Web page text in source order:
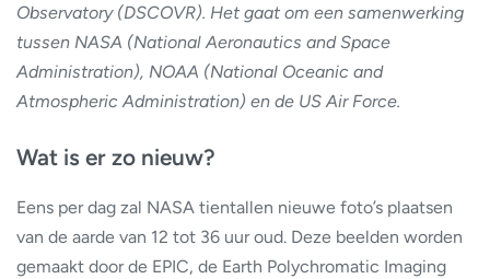
Observatory (DSCOVR). Het gaat om een samenwerking
tussen NASA (National Aeronautics and Space
Administration), NOAA (National Oceanic and
Atmospheric Administration) en de US Air Force.
Wat is er zo nieuw?
Eens per dag zal NASA tientallen nieuwe foto’s plaatsen
van de aarde van 12 tot 36 uur oud. Deze beelden worden
gemaakt door de EPIC, de Earth Polychromatic Imaging